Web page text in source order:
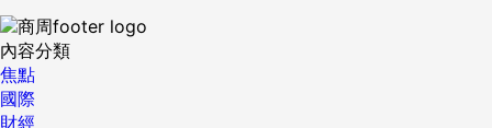
內容分類
焦點
國際
財經